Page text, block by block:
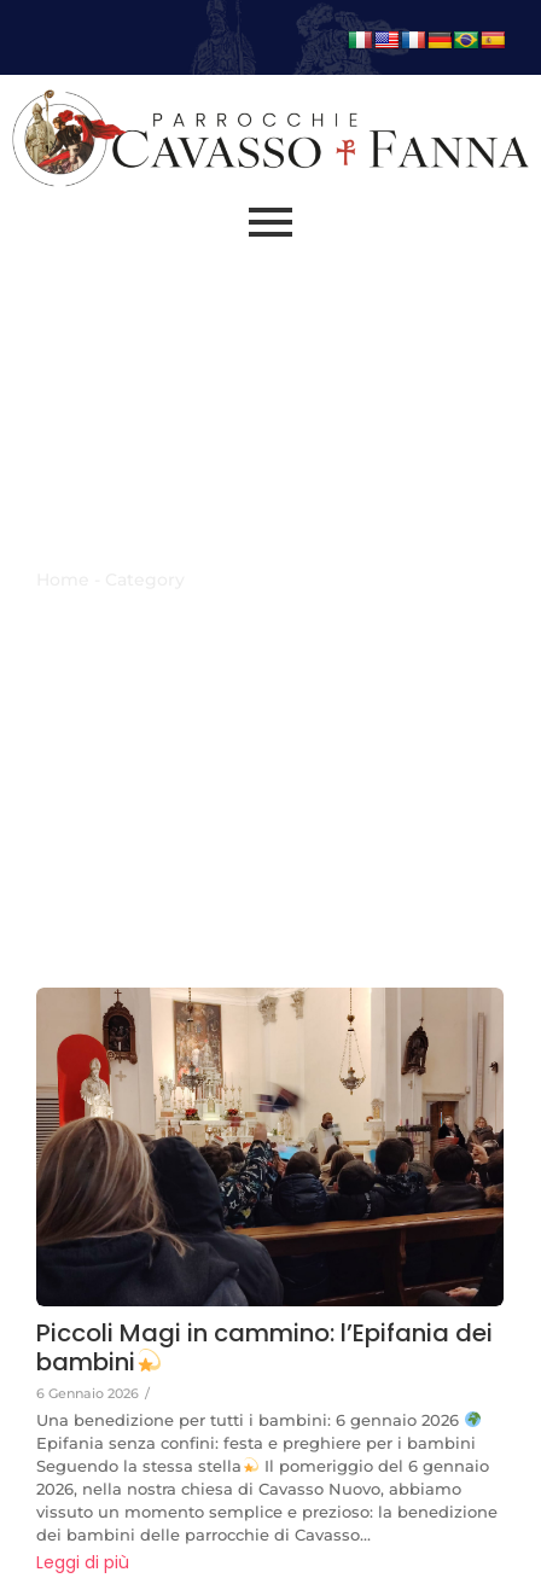
Piccoli Magi in cammino: l’Epifania dei
bambini
6 Gennaio 2026 /
Una benedizione per tutti i bambini: 6 gennaio 2026
Epifania senza confini: festa e preghiere per i bambini
Seguendo la stessa stella
Il pomeriggio del 6 gennaio
2026, nella nostra chiesa di Cavasso Nuovo, abbiamo
vissuto un momento semplice e prezioso: la benedizione
dei bambini delle parrocchie di Cavasso...
Leggi di più